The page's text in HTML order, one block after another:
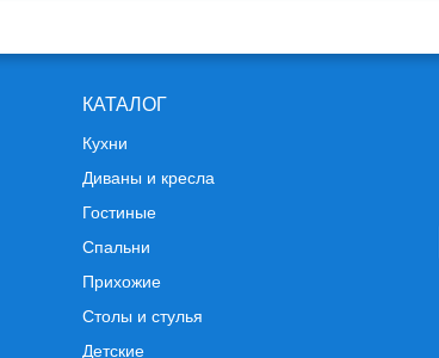
КАТАЛОГ
Кухни
Диваны и кресла
Гостиные
Спальни
Прихожие
Столы и стулья
Детские